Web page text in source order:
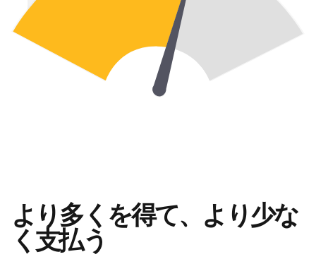
より多くを得て、より少な
く支払う